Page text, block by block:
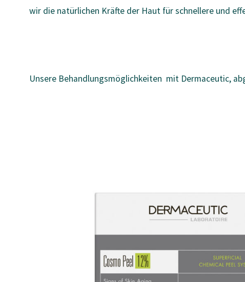
wir die natürlichen Kräfte der Haut für schnellere und
Unsere Behandlungsmöglichkeiten mit Dermaceutic,